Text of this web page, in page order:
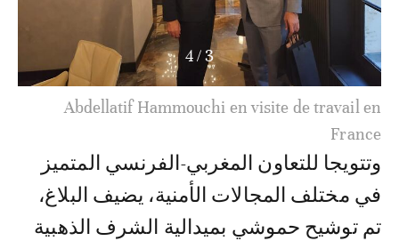
4
/
4
Abdellatif Hammouchi en visite de travail en
France. Avec Céline Berthon, directrice générale
de la sécurité intérieure.
وتتويجا للتعاون المغربي-الفرنسي المتميز
في مختلف المجالات الأمنية، يضيف البلاغ،